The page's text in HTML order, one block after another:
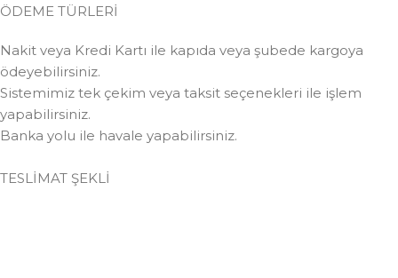
ÖDEME TÜRLERİ
Nakit veya Kredi Kartı ile kapıda veya şubede kargoya
ödeyebilirsiniz.
Sistemimiz tek çekim veya taksit seçenekleri ile işlem
yapabilirsiniz.
Banka yolu ile havale yapabilirsiniz.
TESLİMAT ŞEKLİ